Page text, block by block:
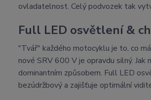
ovladatelnost. Celý podvozek tak
Full LED osvětlení &
"Tvář" každého motocyklu je to, co
nové SRV 600 V je opravdu silný.
dominantním způsobem. Full LED
bezúdržbový a zajišťuje optimální